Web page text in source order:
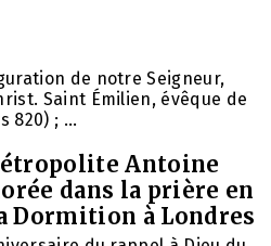
de notre Seigneur,
Saint Émilien, évêque de
820) ; ...
Antoine
dans la prière en
Dormition à Londres